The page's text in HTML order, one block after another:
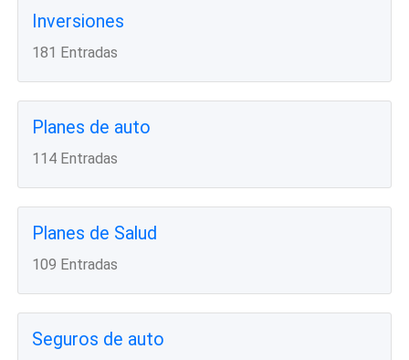
Inversiones
181 Entradas
Planes de auto
114 Entradas
Planes de Salud
109 Entradas
Seguros de auto